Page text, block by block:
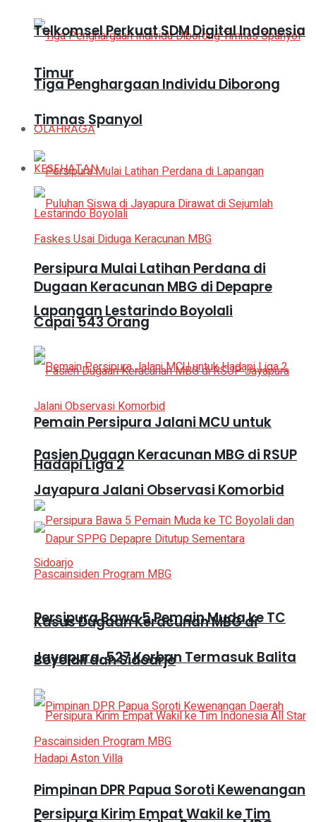
Tiga Penghargaan Individu Diborong
Timnas Spanyol
KESEHATAN
Dugaan Keracunan MBG di Depapre
Capai 543 Orang
Pasien Dugaan Keracunan MBG di RSUP
Jayapura Jalani Observasi Komorbid
Kasus Dugaan Keracunan MBG di
Jayapura, 527 Korban Termasuk Balita
Pimpinan DPR Papua Soroti Kewenangan
Telkomsel Perkuat SDM Digital Indonesia
Timur
OLAHRAGA
Persipura Mulai Latihan Perdana di
Lapangan Lestarindo Boyolali
Pemain Persipura Jalani MCU untuk
Hadapi Liga 2
Persipura Bawa 5 Pemain Muda ke TC
Boyolali dan Sidoarjo
Persipura Kirim Empat Wakil ke Tim